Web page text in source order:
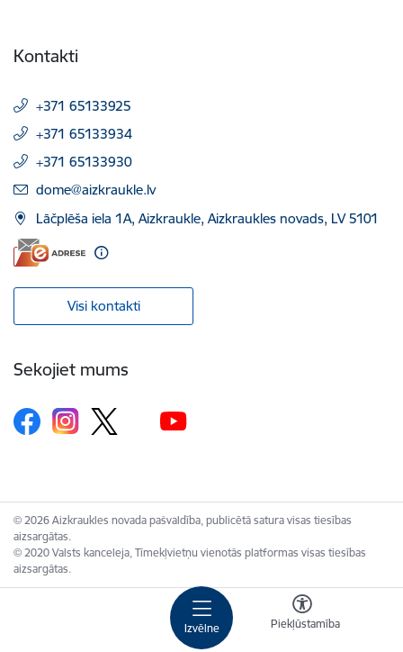
Izvēlne Piekļūstamība
Kontakti
+371 65133925
+371 65133934
+371 65133930
E-pasts:
dome@aizkraukle.lv
Lāčplēša iela 1A, Aizkraukle, Aizkraukles novads, LV 5101
Visi kontakti
Sekojiet mums
© 2026 Aizkraukles novada pašvaldība, publicētā satura visas tiesības
aizsargātas.
© 2020 Valsts kanceleja, Tīmekļvietņu vienotās platformas visas tiesības
aizsargātas.